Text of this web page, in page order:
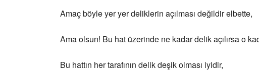
Amaç böyle yer yer deliklerin açılması değildir elbette,
Ama olsun! Bu hat üzerinde ne kadar delik açılırsa o
Bu hattın her tarafının delik deşik olması iyidir,